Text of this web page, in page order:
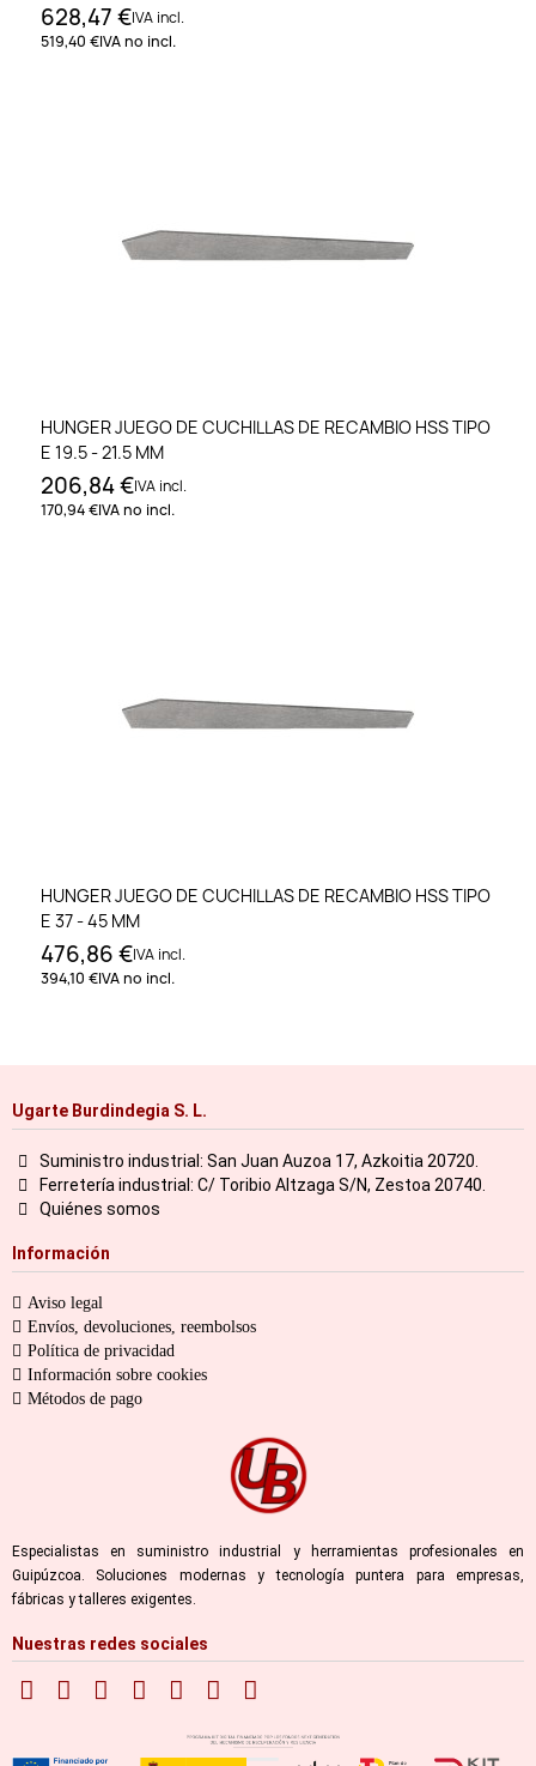
628,47 €IVA incl.
519,40 €IVA no incl.
HUNGER JUEGO DE CUCHILLAS DE RECAMBIO HSS TIPO
E 19.5 - 21.5 MM
206,84 €IVA incl.
170,94 €IVA no incl.
HUNGER JUEGO DE CUCHILLAS DE RECAMBIO HSS TIPO
E 37 - 45 MM
476,86 €IVA incl.
394,10 €IVA no incl.
Ugarte Burdindegia S. L.
Suministro industrial: San Juan Auzoa 17, Azkoitia 20720.
Ferretería industrial: C/ Toribio Altzaga S/N, Zestoa 20740.
Quiénes somos
Información
Aviso legal
Envíos, devoluciones, reembolsos
Política de privacidad
Información sobre cookies
Métodos de pago
Especialistas en suministro industrial y herramientas profesionales en
Guipúzcoa. Soluciones modernas y tecnología puntera para empresas,
fábricas y talleres exigentes.
Nuestras redes sociales